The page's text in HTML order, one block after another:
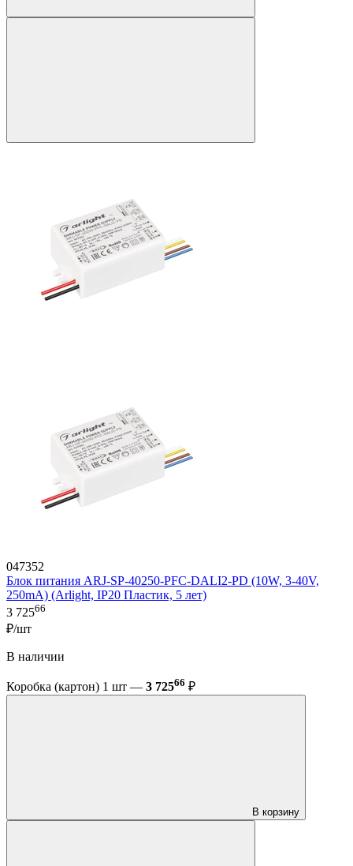
047352
Блок питания ARJ-SP-40250-PFC-DALI2-PD (10W, 3-40V,
250mA) (Arlight, IP20 Пластик, 5 лет)
3 72566
₽/шт
В наличии
Коробка (картон) 1 шт — 3 72566 ₽
В корзину